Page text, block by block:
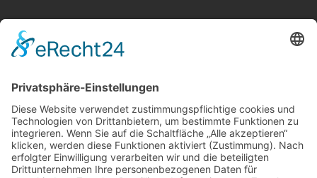
© 2026 Alle Rechte vorbehalten
Widerrufsbelehrung Wiesbaden Widerrufsbelehrung Mainz
Informationspflicht Impressum